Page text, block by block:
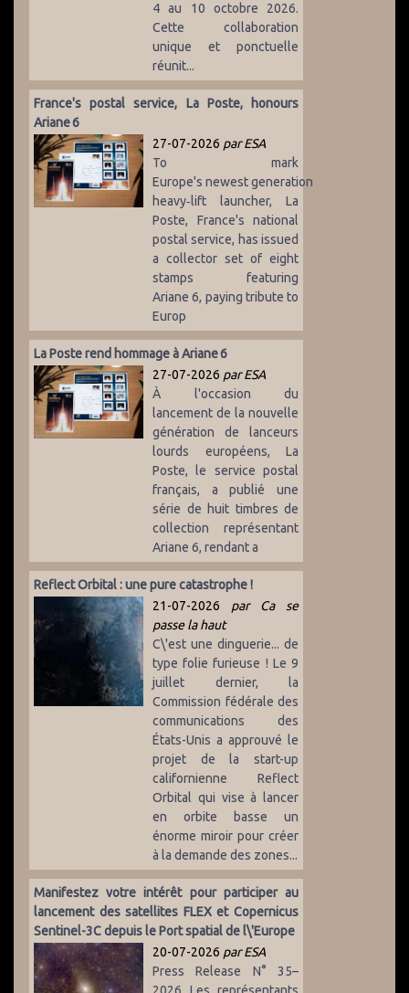
4 au 10 octobre 2026.
Cette collaboration
unique et ponctuelle
réunit...
France's postal service, La Poste, honours
Ariane 6
27-07-2026 par ESA
To mark
Europe's newest generation
heavy‑lift launcher, La
Poste, France's national
postal service, has issued
a collector set of eight
stamps featuring
Ariane 6, paying tribute to
Europ
La Poste rend hommage à Ariane 6
27-07-2026 par ESA
À l'occasion du
lancement de la nouvelle
génération de lanceurs
lourds européens, La
Poste, le service postal
français, a publié une
série de huit timbres de
collection représentant
Ariane 6, rendant a
Reflect Orbital : une pure catastrophe !
21-07-2026 par Ca se
passe la haut
C\'est une dinguerie... de
type folie furieuse ! Le 9
juillet dernier, la
Commission fédérale des
communications des
États-Unis a approuvé le
projet de la start-up
californienne Reflect
Orbital qui vise à lancer
en orbite basse un
énorme miroir pour créer
à la demande des zones...
Manifestez votre intérêt pour participer au
lancement des satellites FLEX et Copernicus
Sentinel-3C depuis le Port spatial de l\'Europe
20-07-2026 par ESA
Press Release N° 35–